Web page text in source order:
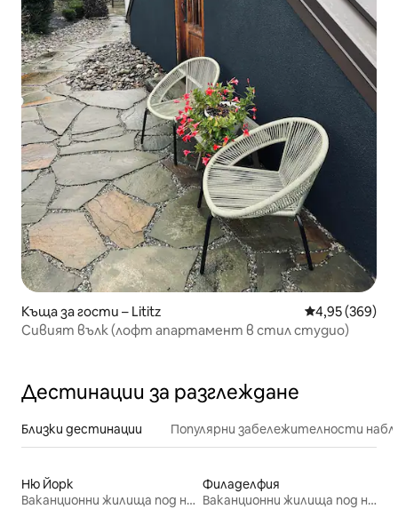
Къща за гости – Lititz Средна
4,95 (369)
Сивият вълк (лофт апартамент в стил студио)
Дестинации за разглеждане
Близки дестинации Популярни забележителности
Ню Йорк
Ваканционни жилища под наем
Филаделфия
Ваканционни жилища под наем